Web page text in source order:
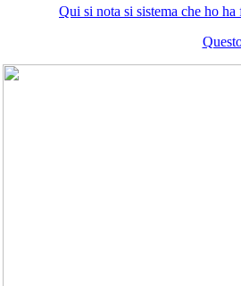
Qui si nota si sistema che ho